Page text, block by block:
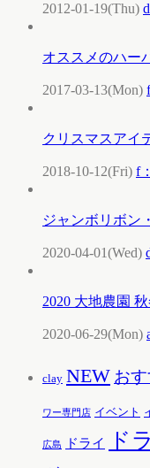
2012-01-19(Thu)
オススメのハー
2017-03-13(Mon)
クリスマスアイ
2018-10-12(Fri) f
ジャンボリボン
2020-04-01(Wed)
2020 大地農園
2020-06-29(Mon)
clay NEW お
ワー専門店 イベント
広島 ドライ ド